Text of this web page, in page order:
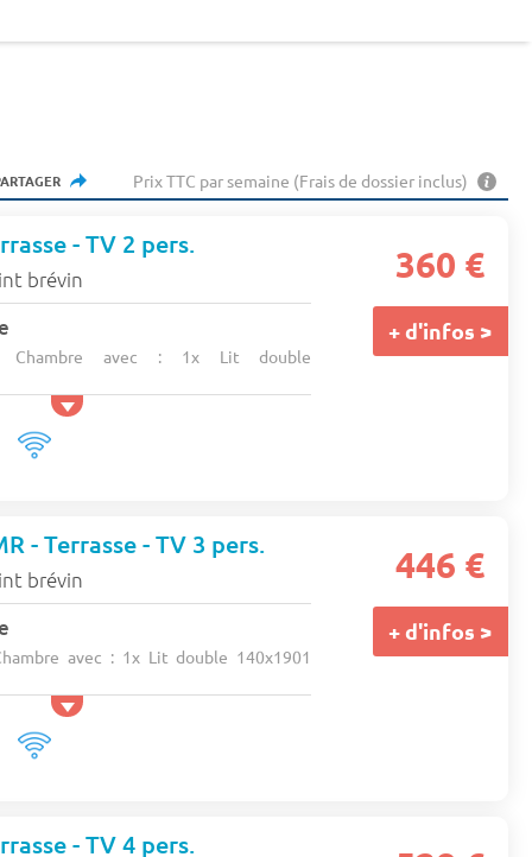
Prix TTC par semaine (Frais de dossier inclus)
- TV 2 pers.
brévin
Chambre avec : 1x Lit double
360 €
+ d'infos >
- Terrasse - TV 3 pers.
brévin
avec : 1x Lit double 140x1901
446 €
+ d'infos >
- TV 4 pers.